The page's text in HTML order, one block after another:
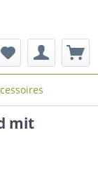
mit